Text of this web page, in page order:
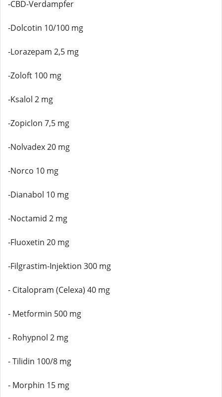
-CBD-Verdampfer
-Dolcotin 10/100 mg
-Lorazepam 2,5 mg
-Zoloft 100 mg
-Ksalol 2 mg
-Zopiclon 7,5 mg
-Nolvadex 20 mg
-Norco 10 mg
-Dianabol 10 mg
-Noctamid 2 mg
-Fluoxetin 20 mg
-Filgrastim-Injektion 300 mg
- Citalopram (Celexa) 40 mg
- Metformin 500 mg
- Rohypnol 2 mg
- Tilidin 100/8 mg
- Morphin 15 mg